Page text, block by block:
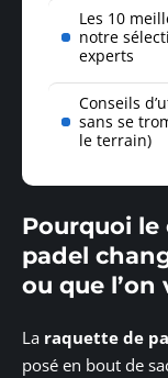
Les 10
notre
experts
Conseils
sans se
le terrain)
Pourquoi
padel
ou que
La raquette de
posé en bout de